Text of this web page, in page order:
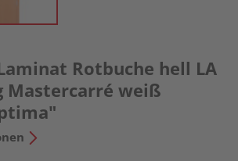
Rotbuche hell LA
Mastercarré weiß